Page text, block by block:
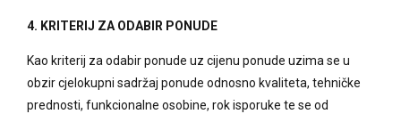
4. KRITERIJ ZA ODABIR PONUDE
Kao kriterij za odabir ponude uz cijenu ponude uzima se u
obzir cjelokupni sadržaj ponude odnosno kvaliteta, tehničke
prednosti, funkcionalne osobine, rok isporuke te se od